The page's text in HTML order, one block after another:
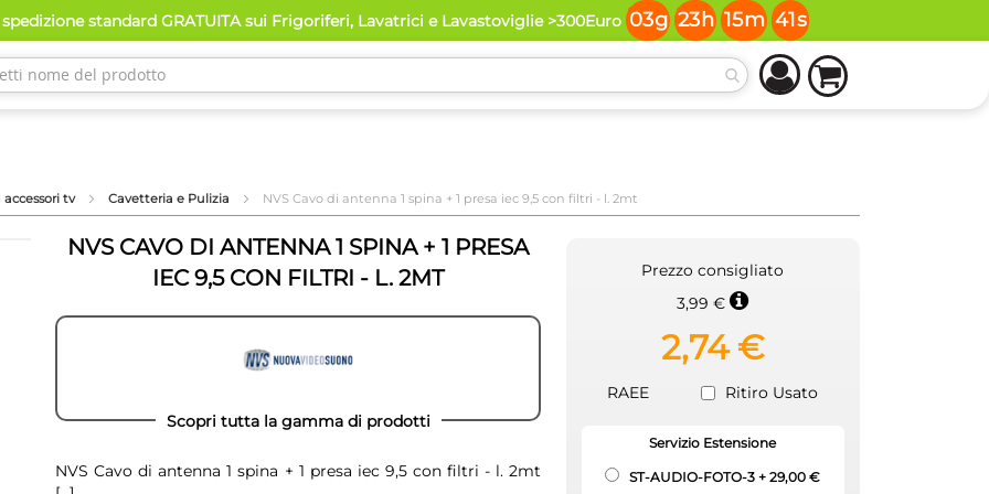
standard GRATUITA sui Frigoriferi, Lavatrici e Lavastoviglie >300Euro 03g 23h 15m 40s
accessori tv Cavetteria e Pulizia NVS Cavo di antenna 1 spina + 1 presa iec 9,5 con filtri - l. 2mt
NVS CAVO DI ANTENNA 1 SPINA + 1 PRESA
IEC 9,5 CON FILTRI - L. 2MT
Scopri tutta la gamma di prodotti
NVS Cavo di antenna 1 spina + 1 presa iec 9,5 con filtri - l. 2mt
Prezzo consigliato
3,99 €
2,74 €
RAEE Ritiro Usato
Servizio Estensione
ST-AUDIO-FOTO-3+29,00 €